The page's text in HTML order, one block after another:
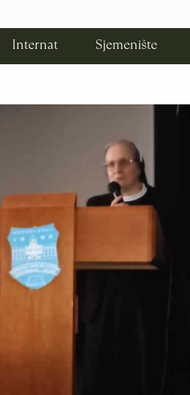
Internat Sjemenište